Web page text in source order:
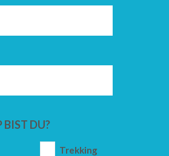
BIST DU?
Trekking